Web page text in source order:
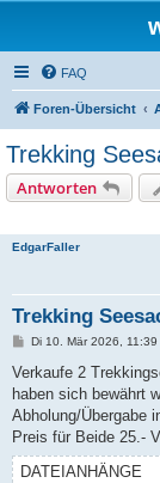
FAQ
Foren-Übersicht
Trekking
Antworten
EdgarFaller
Trekking
B
i
r
a
Di 10. Mär 2026, 11:39
Verkaufe 2
haben sich bewährt
Abholung/Übergabe
Preis für Beide 25.-
DATEIANHÄNGE